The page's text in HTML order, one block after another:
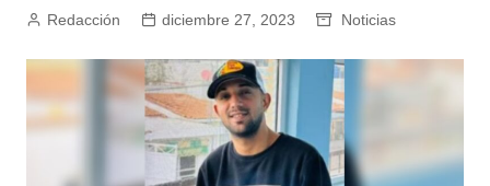
Redacción diciembre 27, 2023 Noticias